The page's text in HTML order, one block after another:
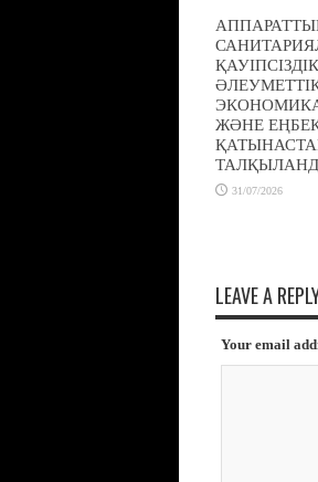
ЖӘНЕ
31/07/2026
LEAVE A
Your email